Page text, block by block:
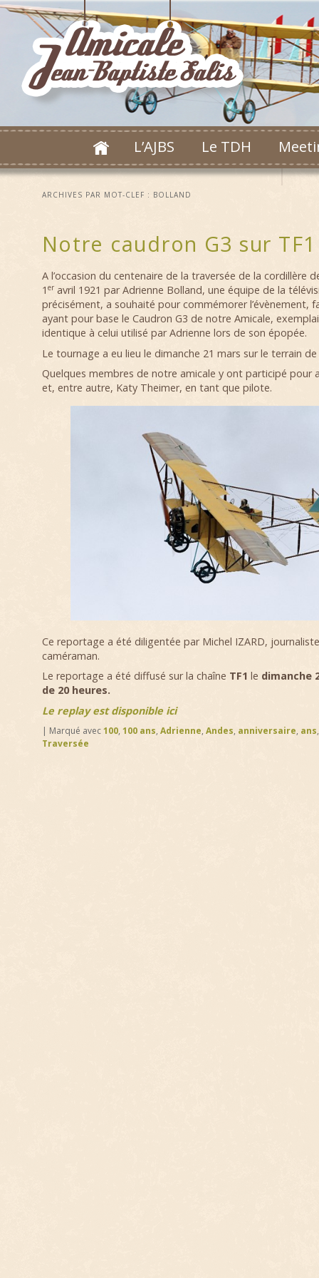
L’AJBS Le TDH
ARCHIVES PAR MOT-CLEF : BOLLAND
Notre caudron G3 sur TF1
A l’occasion du centenaire de la traversée de la cordillère
1 eravril 1921 par Adrienne Bolland, une équipe de la
précisément, a souhaité pour commémorer l’évènement,
ayant pour base le Caudron G3 de notre Amicale,
identique à celui utilisé par Adrienne lors de son épopée.
Le tournage a eu lieu le dimanche 21 mars sur le terrain
Quelques membres de notre amicale y ont participé pour
et, entre autre, Katy Theimer, en tant que pilote.
Ce reportage a été diligentée par Michel IZARD,
caméraman.
Le reportage a été diffusé sur la chaîne TF1 le dimanche
de 20 heures.
Le replay est disponible ici
| Marqué avec 100, 100 ans, Adrienne, Andes, anniversaire, ans
Traversée